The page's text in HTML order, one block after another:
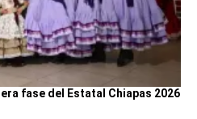
fase del Estatal Chiapas 2026